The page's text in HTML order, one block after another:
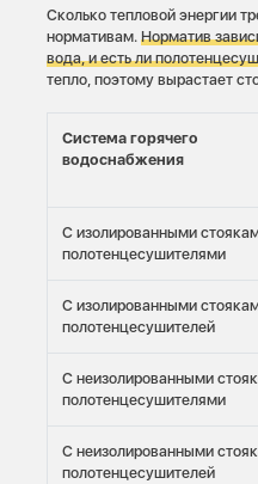
Сколько тепловой энергии
нормативам.Норматив
вода, и есть ли
тепло, поэтому вырастает
Система горячего
водоснабжения
С изолированными
полотенцесушителями
С изолированными
полотенцесушителей
С неизолированными
полотенцесушителями
С неизолированными
полотенцесушителей